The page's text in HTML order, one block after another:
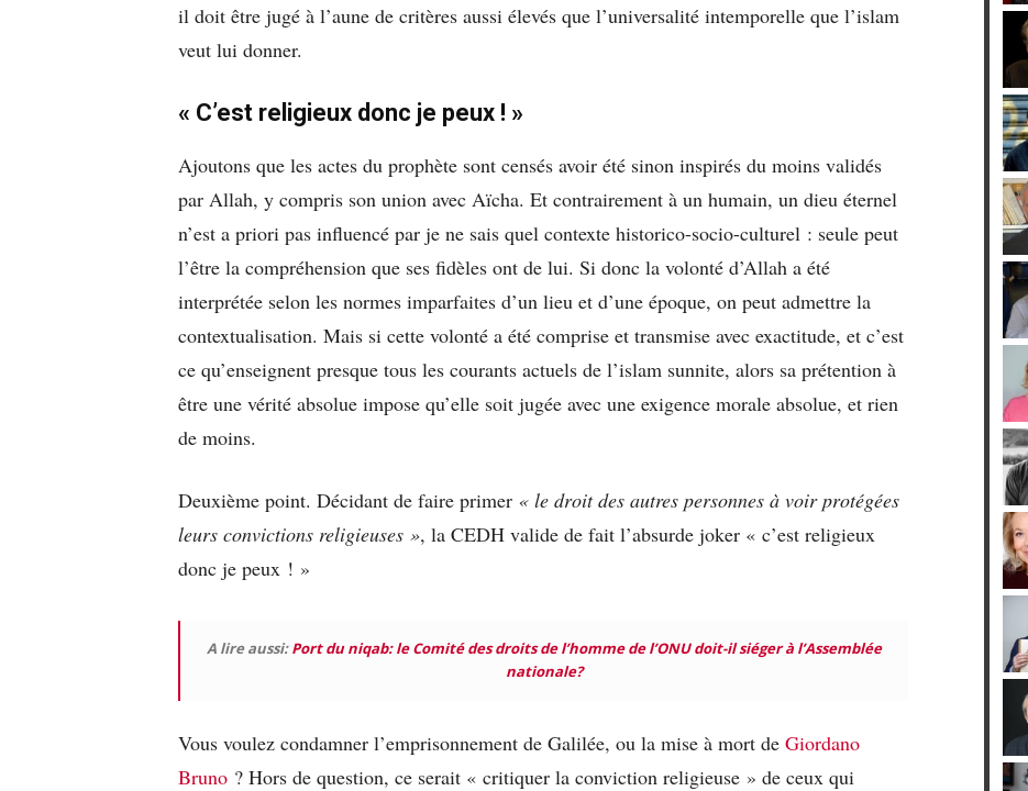
il doit être jugé à l’aune de critères aussi élevés que l’universalité intemporelle que l’islam
veut lui donner.
« C’est religieux donc je peux ! »
Ajoutons que les actes du prophète sont censés avoir été sinon inspirés du moins validés
par Allah, y compris son union avec Aïcha. Et contrairement à un humain, un dieu éternel
n’est a priori pas influencé par je ne sais quel contexte historico-socio-culturel : seule peut
l’être la compréhension que ses fidèles ont de lui. Si donc la volonté d’Allah a été
interprétée selon les normes imparfaites d’un lieu et d’une époque, on peut admettre la
contextualisation. Mais si cette volonté a été comprise et transmise avec exactitude, et c’est
ce qu’enseignent presque tous les courants actuels de l’islam sunnite, alors sa prétention à
être une vérité absolue impose qu’elle soit jugée avec une exigence morale absolue, et rien
de moins.
Deuxième point. Décidant de faire primer « le droit des autres personnes à voir protégées
leurs convictions religieuses », la CEDH valide de fait l’absurde joker « c’est religieux
donc je peux ! »
A lire aussi:Port du niqab: le Comité des droits de l’homme de l’ONU doit-il siéger à l’Assemblée
nationale?
Vous voulez condamner l’emprisonnement de Galilée, ou la mise à mort de Giordano
Bruno ? Hors de question, ce serait « critiquer la conviction religieuse » de ceux qui